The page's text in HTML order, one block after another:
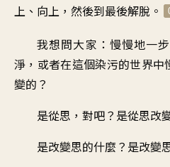
上、向上 ， 然後到最後解脫 。
我想問大家 ： 慢慢地一
淨 ， 或者在這個染污的世界中
變的 ？
是從思，對吧？ 是從思改
是改變思的什麼 ？ 是改變